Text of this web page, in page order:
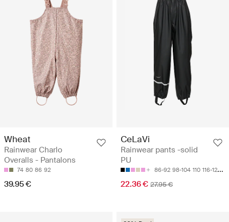
Wheat
Rainwear Charlo
Overalls - Pantalons
74 80 86 92
39.95 €
CeLaVi
Rainwear pants -solid
PU
86-92 98-104 110 116-122
22.36 € 27.95 €